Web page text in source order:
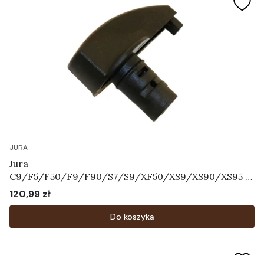
JURA
Jura
C9/F5/F50/F9/F90/S7/S9/XF50/XS9/XS90/XS95 -
Przełącznik wyboru dyszy cappuccino Art.63604
Cena
120,99 zł
Do koszyka